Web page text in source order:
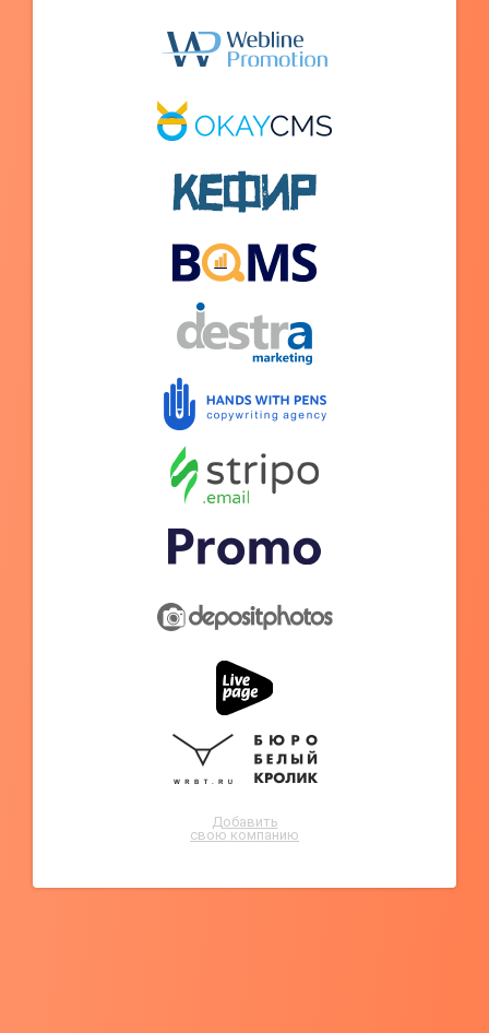
Добавить
свою компанию